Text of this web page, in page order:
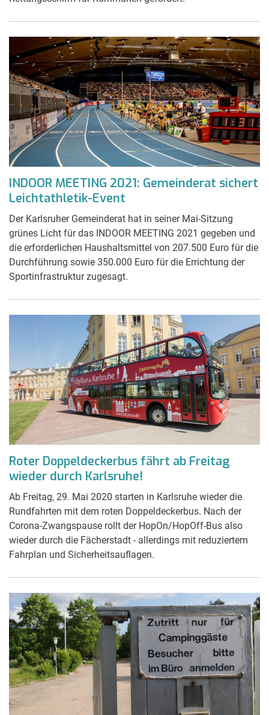
INDOOR MEETING 2021: Gemeinderat sichert
Leichtathletik-Event
Der Karlsruher Gemeinderat hat in seiner Mai-Sitzung
grünes Licht für das INDOOR MEETING 2021 gegeben und
die erforderlichen Haushaltsmittel von 207.500 Euro für die
Durchführung sowie 350.000 Euro für die Errichtung der
Sportinfrastruktur zugesagt.
Roter Doppeldeckerbus fährt ab Freitag
wieder durch Karlsruhe!
Ab Freitag, 29. Mai 2020 starten in Karlsruhe wieder die
Rundfahrten mit dem roten Doppeldeckerbus. Nach der
Corona-Zwangspause rollt der HopOn/HopOff-Bus also
wieder durch die Fächerstadt - allerdings mit reduziertem
Fahrplan und Sicherheitsauflagen.